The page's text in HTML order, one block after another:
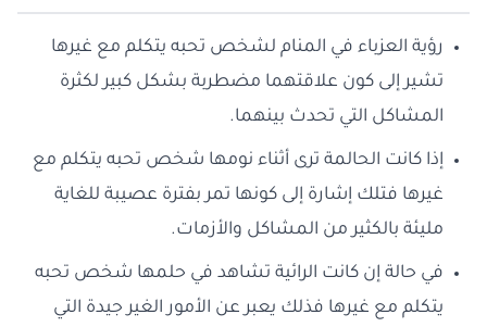
رؤية العزباء في المنام لشخص تحبه يتكلم مع غيرها
تشير إلى كون علاقتهما مضطربة بشكل كبير لكثرة
المشاكل التي تحدث بينهما.
إذا كانت الحالمة ترى أثناء نومها شخص تحبه يتكلم مع
غيرها فتلك إشارة إلى كونها تمر بفترة عصيبة للغاية
مليئة بالكثير من المشاكل والأزمات.
في حالة إن كانت الرائية تشاهد في حلمها شخص تحبه
يتكلم مع غيرها فذلك يعبر عن الأمور الغير جيدة التي